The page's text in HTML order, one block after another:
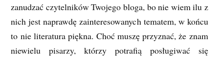
zanudzać czytelników Twojego bloga, bo nie wiem ilu z
nich jest naprawdę zainteresowanych tematem, w końcu
to nie literatura piękna. Choć muszę przyznać, że znam
niewielu pisarzy, którzy potrafią posługiwać się